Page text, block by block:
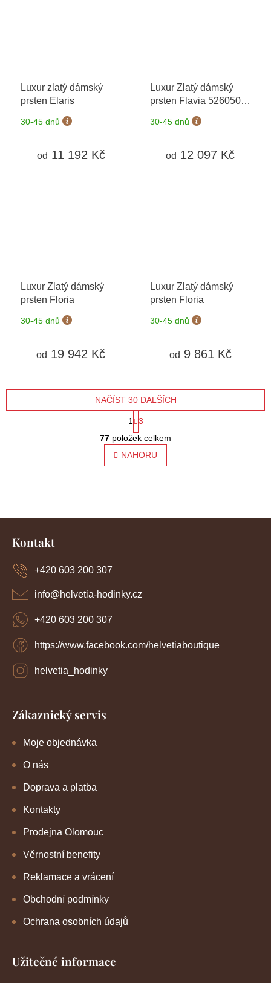
Luxur zlatý dámský
prsten Elaris
30-45 dnů
od 11 192 Kč
Luxur Zlatý dámský
prsten Flavia 5260508
+ možnost výměny do
90 dní
30-45 dnů
od 12 097 Kč
Luxur Zlatý dámský
prsten Floria
30-45 dnů
od 19 942 Kč
Luxur Zlatý dámský
prsten Floria
30-45 dnů
od 9 861 Kč
O
v
l
á
ý
NAČÍST 30 DALŠÍCH
S
t
r
k
n
1
3
77 položek celkem
NAHORU
Z
Kontakt
info@helvetia-hodinky.cz
+420 603 200 307
https://www.facebook.com/helvetiaboutique
helvetia_hodinky
+420 603 200 307
Zákaznický servis
Moje objednávka
O nás
Doprava a platba
Kontakty
Prodejna Olomouc
Věrnostní benefity
Reklamace a vrácení
Obchodní podmínky
Ochrana osobních údajů
Užitečné informace